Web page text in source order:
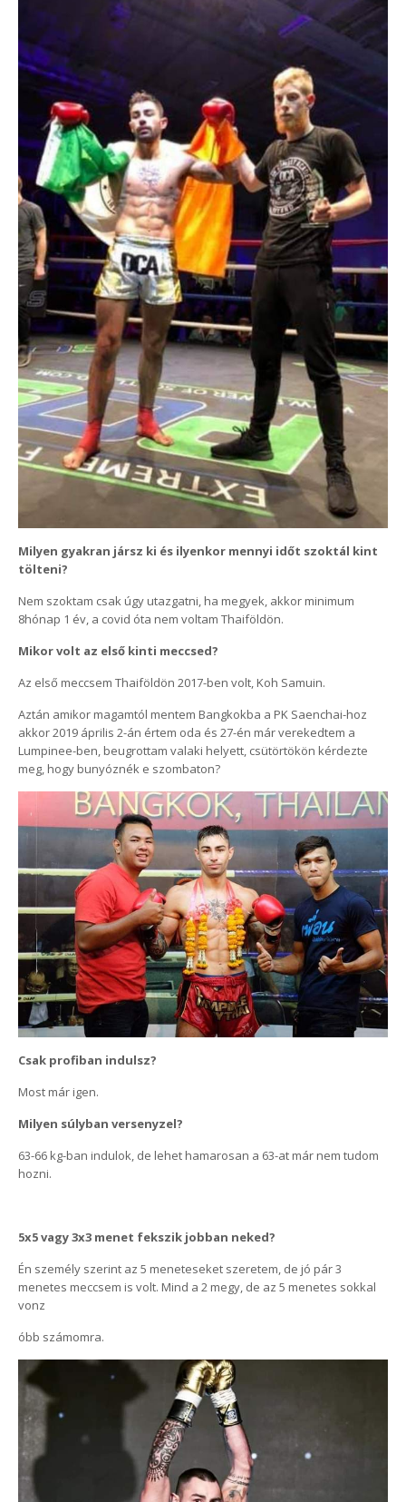
Milyen gyakran jársz ki és ilyenkor mennyi időt szoktál kint
tölteni?
Nem szoktam csak úgy utazgatni, ha megyek, akkor minimum
8hónap 1 év, a covid óta nem voltam Thaiföldön.
Mikor volt az első kinti meccsed?
Az első meccsem Thaiföldön 2017-ben volt, Koh Samuin.
Aztán amikor magamtól mentem Bangkokba a PK Saenchai-hoz
akkor 2019 április 2-án értem oda és 27-én már verekedtem a
Lumpinee-ben, beugrottam valaki helyett, csütörtökön kérdezte
meg, hogy bunyóznék e szombaton?
Csak profiban indulsz?
Most már igen.
Milyen súlyban versenyzel?
63-66 kg-ban indulok, de lehet hamarosan a 63-at már nem tudom
hozni.
5x5 vagy 3x3 menet fekszik jobban neked?
Én személy szerint az 5 meneteseket szeretem, de jó pár 3
menetes meccsem is volt. Mind a 2 megy, de az 5 menetes sokkal
vonz
óbb számomra.